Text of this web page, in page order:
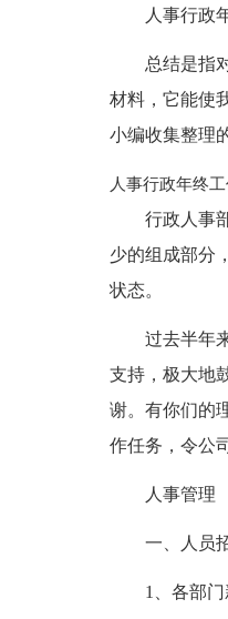
人事行政
总结是指
材料，它能使
小编收集整理
人事行政年终
行政人事
少的组成部分
状态。
过去半年
支持，极大地
谢。有你们的
作任务，令公
人事管理
一、人员
1、各部门